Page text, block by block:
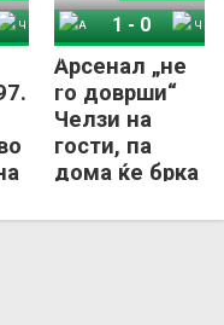
Арсенал „не
го доврши“
Челзи на
гости, па
дома ќе брка
Лига купот
Арсенал
1 - 0